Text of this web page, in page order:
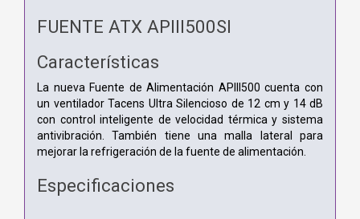
FUENTE ATX APIII500SI
Características
La nueva Fuente de Alimentación APIII500 cuenta con
un ventilador Tacens Ultra Silencioso de 12 cm y 14 dB
con control inteligente de velocidad térmica y sistema
antivibración. También tiene una malla lateral para
mejorar la refrigeración de la fuente de alimentación.
Especificaciones